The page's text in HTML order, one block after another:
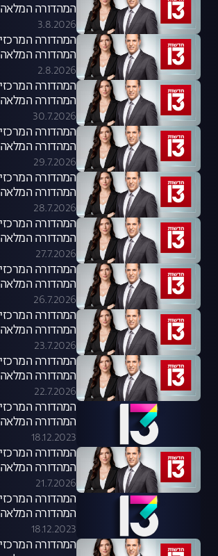
המהדורה המלאה
3.8.2026
המהדורה המלאה
2.8.2026
המהדורה המלאה
30.7.2026
המהדורה המלאה
29.7.2026
המהדורה המלאה
28.7.2026
המהדורה המלאה
27.7.2026
המהדורה המלאה
26.7.2026
המהדורה המלאה
23.7.2026
המהדורה המלאה
22.7.2026
המהדורה המלאה
18.12.2023
המהדורה המלאה
21.7.2026
המהדורה המלאה
18.12.2023